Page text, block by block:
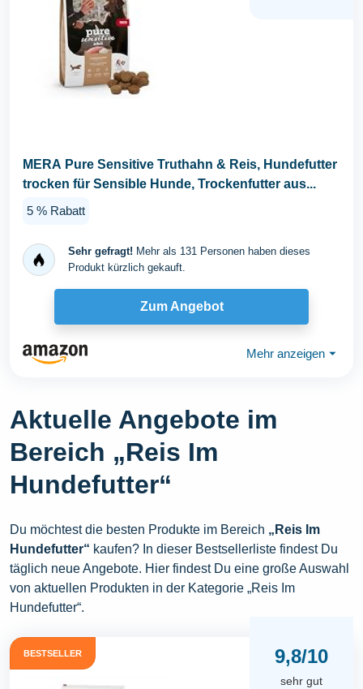
MERA Pure Sensitive Truthahn & Reis, Hundefutter
trocken für Sensible Hunde, Trockenfutter aus...
5 % Rabatt
Sehr gefragt! Mehr als 131 Personen haben dieses
Produkt kürzlich gekauft.
Zum Angebot
Mehr anzeigen ⏷
Aktuelle Angebote im
Bereich „Reis Im
Hundefutter“
Du möchtest die besten Produkte im Bereich „Reis Im
Hundefutter“ kaufen? In dieser Bestsellerliste findest Du
täglich neue Angebote. Hier findest Du eine große Auswahl
von aktuellen Produkten in der Kategorie „Reis Im
Hundefutter“.
BESTSELLER 9,8/10
sehr gut